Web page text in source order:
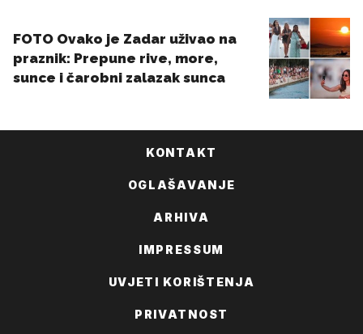
KONTAKT
OGLAŠAVANJE
ARHIVA
IMPRESSUM
UVJETI KORIŠTENJA
PRIVATNOST